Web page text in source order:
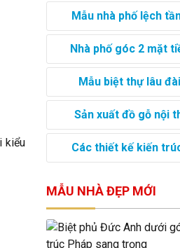
kiểu
Mẫu nhà phố lệch
Nhà phố góc 2 mặt
Mẫu biệt thự lâu
Sản xuất đồ gỗ nội
Các thiết kế kiến
MẪU NHÀ ĐẸP MỚI